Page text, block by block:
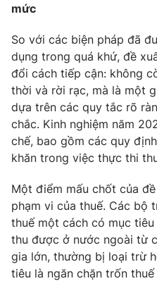
THỜI BÁO VTV
Theo dõi báo trên
Cơ quan chủ quản:Đài Truyền
Cơ quan báo chí:
Thời báo VTV
Giấy phép hoạt động báo in
cấp ngày 29/12/2023
Tổng Biên tập:Vũ Thanh Thủy
Phó Tổng Biên tập:Nguyễn Thị
Nguyễn Trọng Ninh
mức
So với các biện pháp đã
dụng trong quá khứ, đề
đổi cách tiếp cận: không
thời và rời rạc, mà là một
dựa trên các quy tắc rõ
chắc. Kinh nghiệm năm
chế, bao gồm các quy
khăn trong việc thực thi
Một điểm mấu chốt của
phạm vi của thuế. Các bộ
thuế một cách có mục
thu được ở nước ngoài từ
gia lớn, thường bị loại trừ
tiêu là ngăn chặn trốn